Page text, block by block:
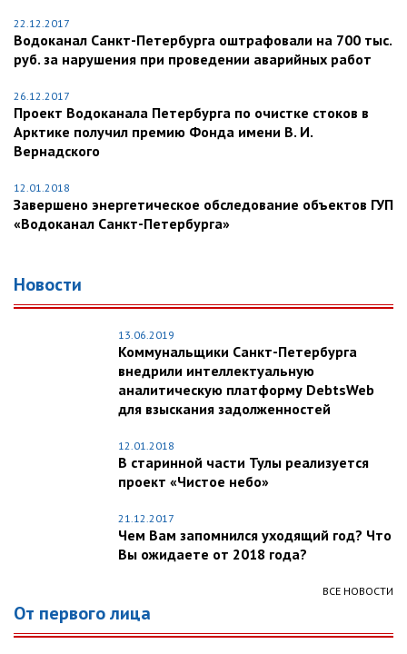
22.12.2017
Водоканал Санкт-Петербурга оштрафовали на 700 тыс.
руб. за нарушения при проведении аварийных работ
26.12.2017
Проект Водоканала Петербурга по очистке стоков в
Арктике получил премию Фонда имени В. И.
Вернадского
12.01.2018
Завершено энергетическое обследование объектов ГУП
«Водоканал Санкт-Петербурга»
Новости
13.06.2019
Коммунальщики Санкт-Петербурга
внедрили интеллектуальную
аналитическую платформу DebtsWeb
для взыскания задолженностей
12.01.2018
В старинной части Тулы реализуется
проект «Чистое небо»
21.12.2017
Чем Вам запомнился уходящий год? Что
Вы ожидаете от 2018 года?
ВСЕ НОВОСТИ
От первого лица